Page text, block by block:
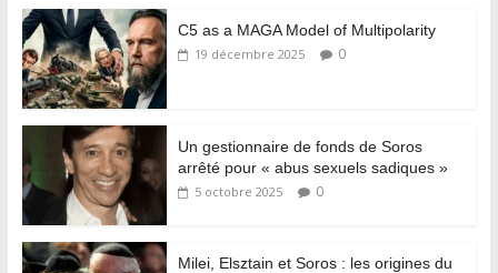
C5 as a MAGA Model of Multipolarity
19 décembre 2025 0
Un gestionnaire de fonds de Soros
arrêté pour « abus sexuels sadiques »
5 octobre 2025 0
Milei, Elsztain et Soros : les origines du